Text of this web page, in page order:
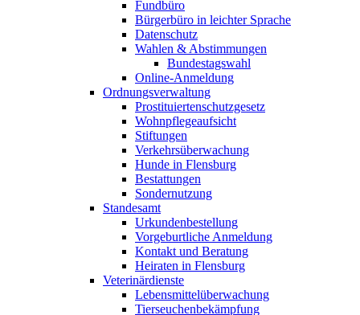
Fundbüro
Bürgerbüro in leichter Sprache
Datenschutz
Wahlen & Abstimmungen
Bundestagswahl
Online-Anmeldung
Ordnungsverwaltung
Prostituiertenschutzgesetz
Wohnpflegeaufsicht
Stiftungen
Verkehrsüberwachung
Hunde in Flensburg
Bestattungen
Sondernutzung
Standesamt
Urkundenbestellung
Vorgeburtliche Anmeldung
Kontakt und Beratung
Heiraten in Flensburg
Veterinärdienste
Lebensmittelüberwachung
Tierseuchenbekämpfung